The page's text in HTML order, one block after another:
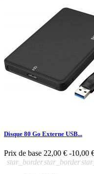
Disque 80 Go Externe USB...
Prix de base 22,00 € -10,00
star_borderstar_border